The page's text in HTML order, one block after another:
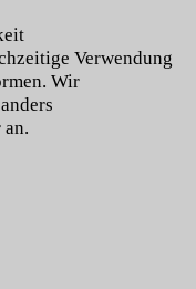
Verwendung
Wir